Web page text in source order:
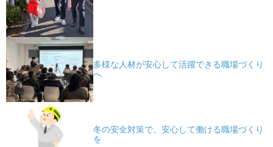
多様な人材が安心して活躍できる職場づくり
へ
冬の安全対策で、安心して働ける職場づくり
を